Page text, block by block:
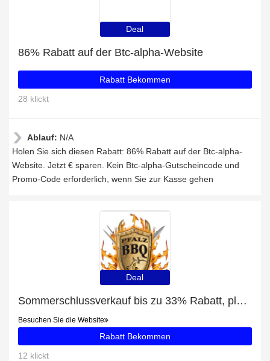
Deal
86% Rabatt auf der Btc-alpha-Website
Rabatt Bekommen
28 klickt
Ablauf: N/A
Holen Sie sich diesen Rabatt: 86% Rabatt auf der Btc-alpha-
Website. Jetzt € sparen. Kein Btc-alpha-Gutscheincode und
Promo-Code erforderlich, wenn Sie zur Kasse gehen
Deal
Sommerschlussverkauf bis zu 33% Rabatt, plus Falzdeckel 99mm SRP mit 5% Rabatt
Besuchen Sie die Website
Rabatt Bekommen
12 klickt